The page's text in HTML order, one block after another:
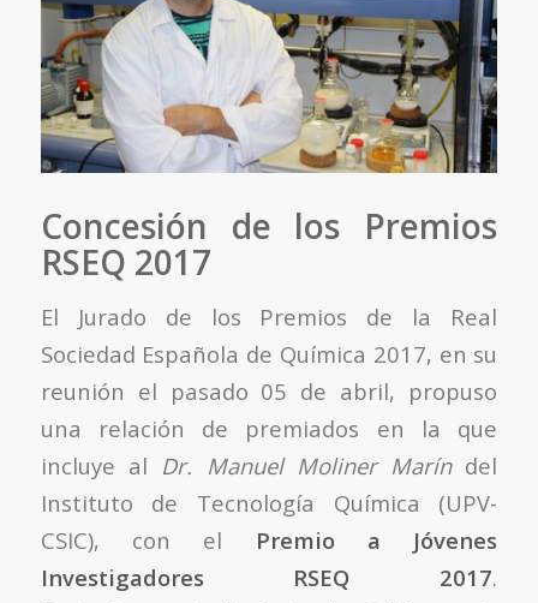
Concesión de los Premios
RSEQ 2017
El Jurado de los Premios de la Real
Sociedad Española de Química 2017, en su
reunión el pasado 05 de abril, propuso
una relación de premiados en la que
incluye al Dr. Manuel Moliner Maríndel
Instituto de Tecnología Química (UPV-
CSIC), con el Premio a Jóvenes
Investigadores RSEQ 2017.